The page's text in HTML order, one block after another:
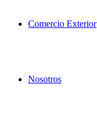
Comercio Exterior
Nosotros